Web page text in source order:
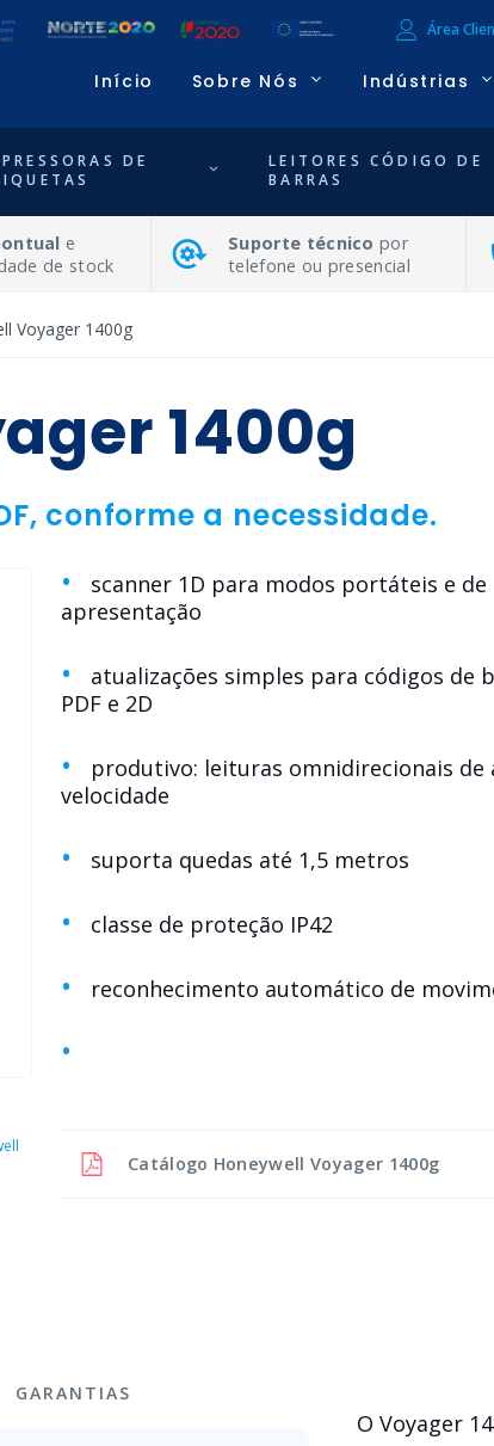
Área
Início Sobre Nós Indústrias
DE
LEITORES CÓDIGO DE
BARRAS
e
de stock
Suporte técnico por
telefone ou presencial
Voyager 1400g
1400g
conforme a necessidade.
scanner 1D para modos portáteis e de
apresentação
atualizações simples para códigos de
PDF e 2D
produtivo: leituras omnidirecionais de
velocidade
suporta quedas até 1,5 metros
classe de proteção IP42
reconhecimento automático de
Catálogo Honeywell Voyager 1400g
GARANTIAS
O Voyager